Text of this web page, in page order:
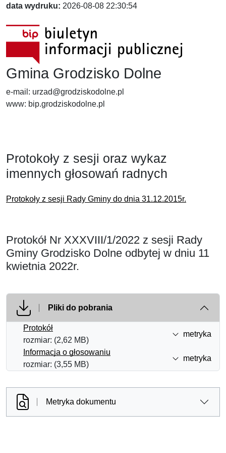
data wydruku: 2026-08-08 22:30:54
Gmina Grodzisko Dolne
e-mail: urzad@grodziskodolne.pl
www: bip.grodziskodolne.pl
Protokoły z sesji oraz wykaz
imennych głosowań radnych
Protokoły z sesji Rady Gminy do dnia 31.12.2015r.
Protokół Nr XXXVIII/1/2022 z sesji Rady
Gminy Grodzisko Dolne odbytej w dniu 11
kwietnia 2022r.
Pliki do pobrania
Protokół
rozmiar: (2,62 MB)
metryka
Informacja o głosowaniu
rozmiar: (3,55 MB)
metryka
Metryka dokumentu